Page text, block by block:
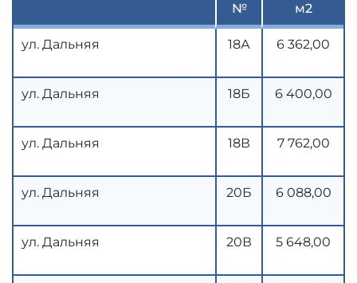
№
м2
ул. Дальняя 18А 6 362,00
ул. Дальняя 18Б 6 400,00
ул. Дальняя 18В 7 762,00
ул. Дальняя 20Б 6 088,00
ул. Дальняя 20В 5 648,00